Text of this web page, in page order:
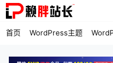
首页 WordPress主题